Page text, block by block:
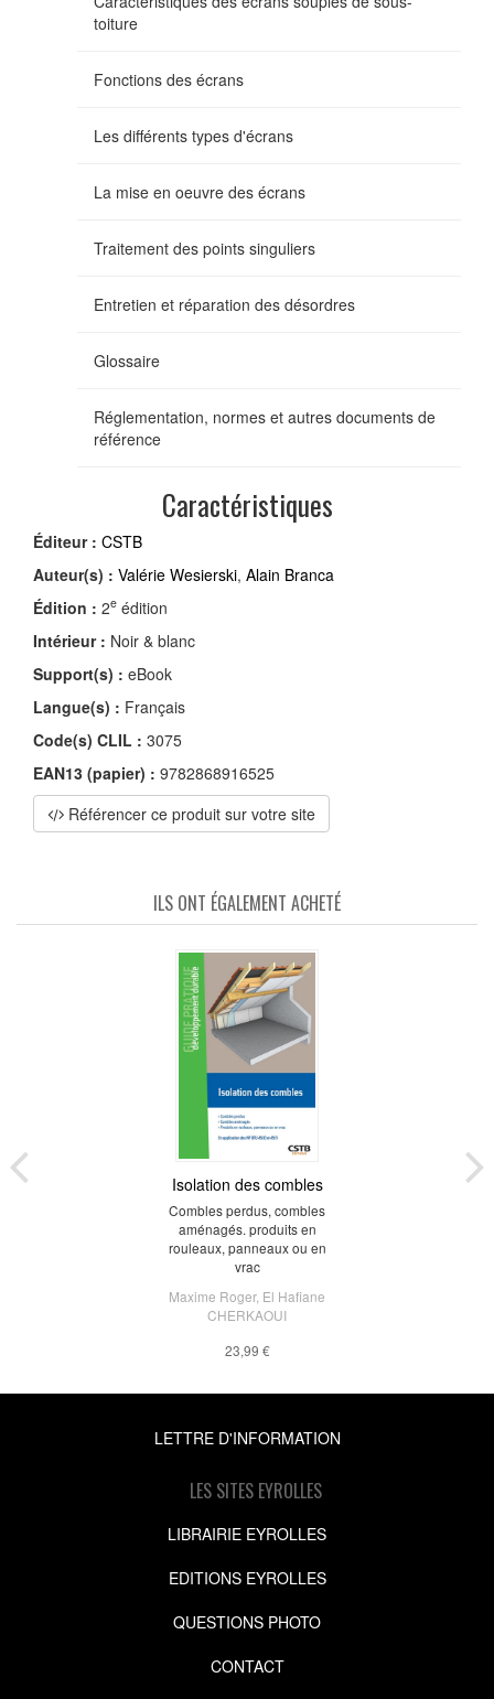
toiture
Fonctions des écrans
Les différents types d'écrans
La mise en oeuvre des écrans
Traitement des points singuliers
Entretien et réparation des désordres
Glossaire
Réglementation, normes et autres documents de
référence
Caractéristiques
Éditeur : CSTB
Auteur(s) : Valérie Wesierski, Alain Branca
Édition : 2e édition
Intérieur : Noir & blanc
Support(s) : eBook
Langue(s) : Français
Code(s) CLIL : 3075
EAN13 (papier) : 9782868916525
Référencer ce produit sur votre site
ILS ONT ÉGALEMENT ACHETÉ
Isolation des combles
Combles perdus, combles
aménagés. produits en
rouleaux, panneaux ou en
vrac
Maxime Roger, El Hafiane
CHERKAOUI
23,99 €
LETTRE D'INFORMATION
LES SITES EYROLLES
LIBRAIRIE EYROLLES
EDITIONS EYROLLES
QUESTIONS PHOTO
CONTACT